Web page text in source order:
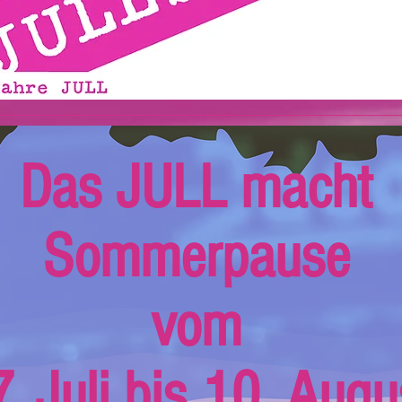
Das JULL macht
Sommerpause
vom